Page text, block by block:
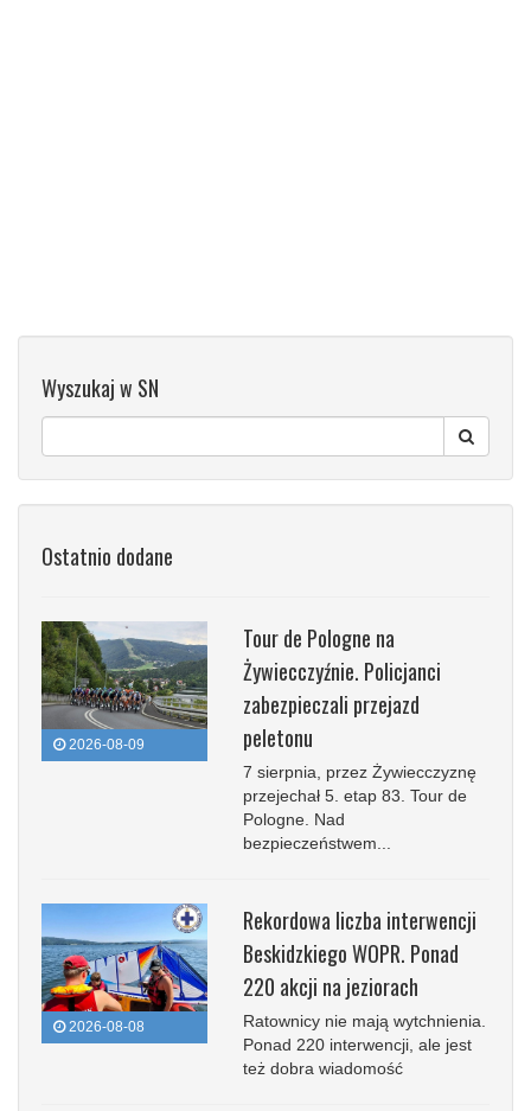
Wyszukaj w SN
Ostatnio dodane
2026-08-09
Tour de Pologne na
Żywiecczyźnie. Policjanci
zabezpieczali przejazd
peletonu
7 sierpnia, przez Żywiecczyznę
przejechał 5. etap 83. Tour de
Pologne. Nad
bezpieczeństwem...
2026-08-08
Rekordowa liczba interwencji
Beskidzkiego WOPR. Ponad
220 akcji na jeziorach
Ratownicy nie mają wytchnienia.
Ponad 220 interwencji, ale jest
też dobra wiadomość